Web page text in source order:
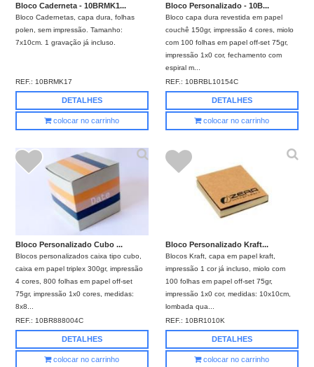
Bloco Caderneta - 10BRMK1...
Bloco Cadernetas, capa dura, folhas
polen, sem impressão. Tamanho:
7x10cm. 1 gravação já incluso.
REF.:10BRMK17
DETALHES
colocar no carrinho
Bloco Personalizado - 10B...
Bloco capa dura revestida em papel
couchê 150gr, impressão 4 cores, miolo
com 100 folhas em papel off-set 75gr,
impressão 1x0 cor, fechamento com
espiral m...
REF.:10BRBL10154C
DETALHES
colocar no carrinho
Bloco Personalizado Cubo ...
Blocos personalizados caixa tipo cubo,
caixa em papel triplex 300gr, impressão
4 cores, 800 folhas em papel off-set
75gr, impressão 1x0 cores, medidas:
8x8...
REF.:10BR888004C
DETALHES
colocar no carrinho
Bloco Personalizado Kraft...
Blocos Kraft, capa em papel kraft,
impressão 1 cor já incluso, miolo com
100 folhas em papel off-set 75gr,
impressão 1x0 cor, medidas: 10x10cm,
lombada qua...
REF.:10BR1010K
DETALHES
colocar no carrinho